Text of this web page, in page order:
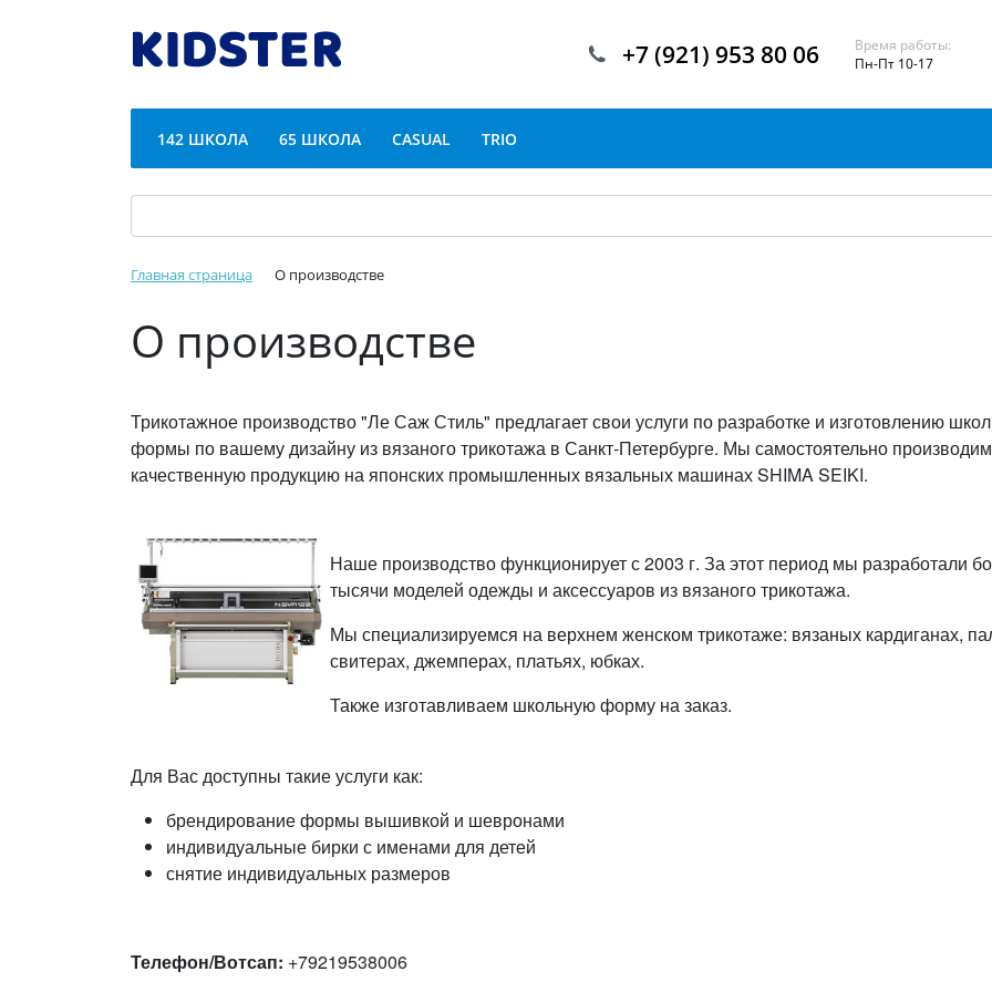
+7 (921) 953 80 06
Время работы:
Пн-Пт 10-17
142 ШКОЛА 65 ШКОЛА CASUAL TRIO
Главная страница О производстве
О производстве
Трикотажное производство "Ле Саж Стиль" предлагает свои услуги по разработке и изготовлению
формы по вашему дизайну из вязаного трикотажа в Санкт-Петербурге. Мы самостоятельно производим
качественную продукцию на японских промышленных вязальных машинах SHIMA SEIKI.
Наше производство функционирует с 2003 г. За этот период мы разработали
тысячи моделей одежды и аксессуаров из вязаного трикотажа.
Мы специализируемся на верхнем женском трикотаже: вязаных кардиганах,
свитерах, джемперах, платьях, юбках.
Также изготавливаем школьную форму на заказ.
Для Вас доступны такие услуги как:
брендирование формы вышивкой и шевронами
индивидуальные бирки с именами для детей
снятие индивидуальных размеров
Телефон/Вотсап: +79219538006